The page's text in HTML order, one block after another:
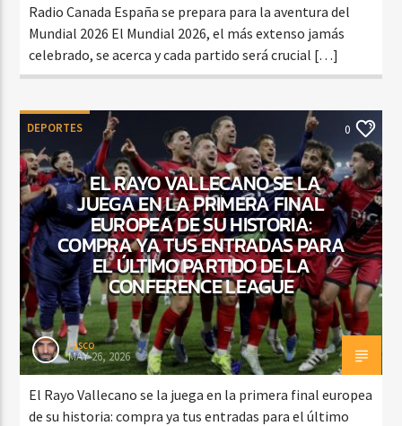
Radio Canada España se prepara para la aventura del
Mundial 2026 El Mundial 2026, el más extenso jamás
celebrado, se acerca y cada partido será crucial […]
DEPORTES 0
EL RAYO VALLECANO SE LA
JUEGA EN LA PRIMERA FINAL
EUROPEA DE SU HISTORIA:
COMPRA YA TUS ENTRADAS PARA
EL ÚLTIMO PARTIDO DE LA
CONFERENCE LEAGUE
rasco
MAY 26, 2026
El Rayo Vallecano se la juega en la primera final europea
de su historia: compra ya tus entradas para el último